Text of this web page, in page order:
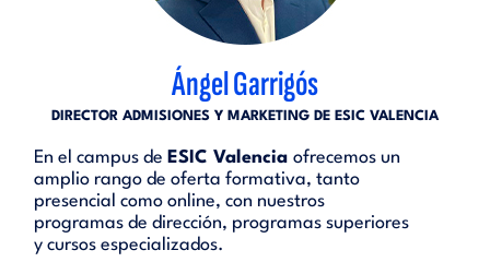
Ángel Garrigós
DIRECTOR ADMISIONES Y MARKETING DE ESIC VALENCIA
En el campus de ESIC Valenciaofrecemos un
amplio rango de oferta formativa, tanto
presencial como online, con nuestros
programas de dirección, programas superiores
y cursos especializados.